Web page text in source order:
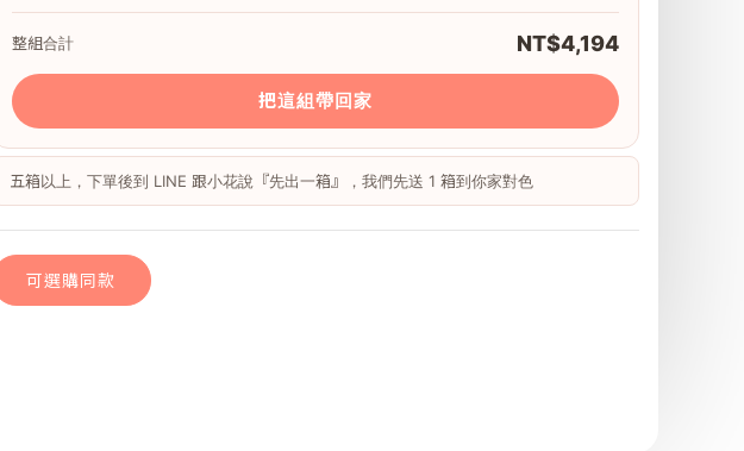
整組合計 NT$4,194
把這組帶回家
五箱以上，下單後到 LINE 跟小花說『先出一箱』，我們先送 1 箱到你家對色
可選購同款